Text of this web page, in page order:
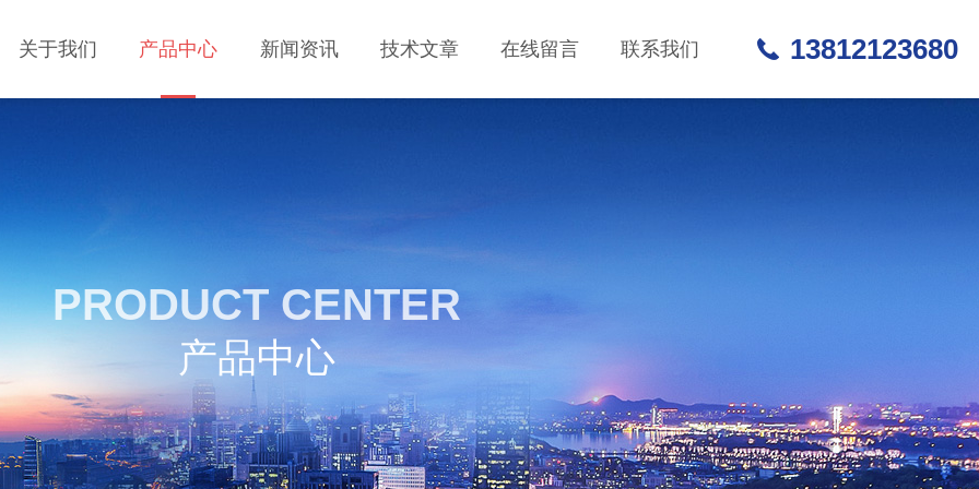
关于我们 产品中心 新闻资讯 技术文章 在线留言 联系我们 13812123680
PRODUCT CENTER
产品中心